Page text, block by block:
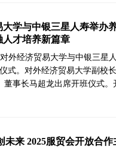
大学与中银三星人寿举办
人才培养新篇章
外经济贸易大学与中银三星
式。对外经济贸易大学副校
董事长马超龙出席开班仪式
未来 2025服贸会开放合